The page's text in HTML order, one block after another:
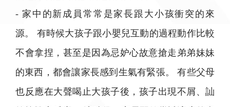
- 家中的新成員常常是家長跟大小孩衝突的來
源。 有時候大孩子跟小嬰兒互動的過程動作比較
不會拿捏，甚至是因為忌妒心故意搶走弟弟妹妹
的東西，都會讓家長感到生氣有緊張。 有些父母
也反應在大聲喝止大孩子後，孩子出現不屑、訕